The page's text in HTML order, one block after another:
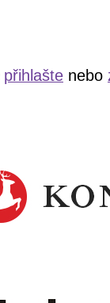
přihlašte nebo